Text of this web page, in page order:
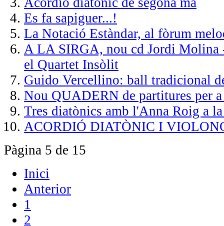
Es fa sapiguer...!
La Notació Estàndar, al fòrum
A LA SIRGA, nou cd Jordi Molina
el Quartet Insòlit
Guido Vercellino: ball tradicional
Nou QUADERN de partitures per
Tres diatònics amb l'Anna Roig a
ACORDIÓ DIATÒNIC I
Pàgina 5 de 15
Inici
Anterior
1
2